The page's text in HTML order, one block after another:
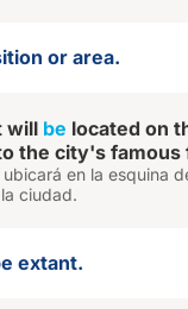
or area.
will be located on
the city's famous
en la esquina
ciudad.
extant.